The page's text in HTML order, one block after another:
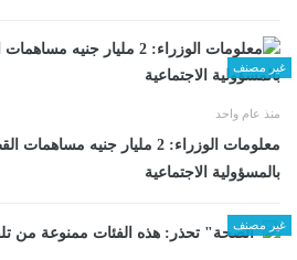
غير مصنف
منذ عام واحد
معلومات الوزراء: 2 مليار جنيه
بالمسؤولية الاجتماعية
غير مصنف